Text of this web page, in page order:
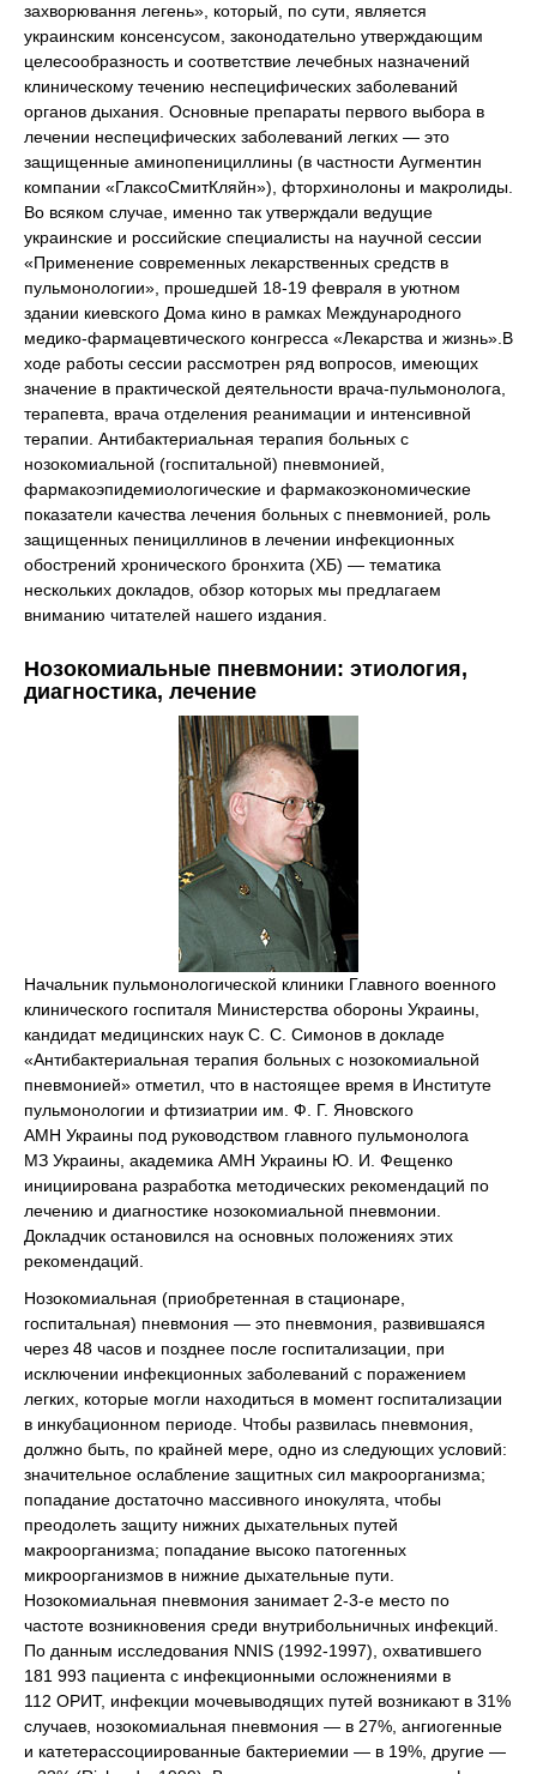
захворювання легень», который, по сути, является
украинским консенсусом, законодательно утверждающим
целесообразность и соответствие лечебных назначений
клиническому течению неспецифических заболеваний
органов дыхания. Основные препараты первого выбора в
лечении неспецифических заболеваний легких — это
защищенные аминопенициллины (в частности Аугментин
компании «ГлаксоСмитКляйн»), фторхинолоны и макролиды.
Во всяком случае, именно так утверждали ведущие
украинские и российские специалисты на научной сессии
«Применение современных лекарственных средств в
пульмонологии», прошедшей 18-19 февраля в уютном
здании киевского Дома кино в рамках Международного
медико-фармацевтического конгресса «Лекарства и жизнь».В
ходе работы сессии рассмотрен ряд вопросов, имеющих
значение в практической деятельности врача-пульмонолога,
терапевта, врача отделения реанимации и интенсивной
терапии. Антибактериальная терапия больных с
нозокомиальной (госпитальной) пневмонией,
фармакоэпидемиологические и фармакоэкономические
показатели качества лечения больных с пневмонией, роль
защищенных пенициллинов в лечении инфекционных
обострений хронического бронхита (ХБ) — тематика
нескольких докладов, обзор которых мы предлагаем
вниманию читателей нашего издания.
Нозокомиальные пневмонии: этиология,
диагностика, лечение
Начальник пульмонологической клиники Главного военного
клинического госпиталя Министерства обороны Украины,
кандидат медицинских наук С. С. Симонов в докладе
«Антибактериальная терапия больных с нозокомиальной
пневмонией» отметил, что в настоящее время в Институте
пульмонологии и фтизиатрии им. Ф. Г. Яновского
АМН Украины под руководством главного пульмонолога
МЗ Украины, академика АМН Украины Ю. И. Фещенко
инициирована разработка методических рекомендаций по
лечению и диагностике нозокомиальной пневмонии.
Докладчик остановился на основных положениях этих
рекомендаций.
Нозокомиальная (приобретенная в стационаре,
госпитальная) пневмония — это пневмония, развившаяся
через 48 часов и позднее после госпитализации, при
исключении инфекционных заболеваний с поражением
легких, которые могли находиться в момент госпитализации
в инкубационном периоде. Чтобы развилась пневмония,
должно быть, по крайней мере, одно из следующих условий:
значительное ослабление защитных сил макроорганизма;
попадание достаточно массивного инокулята, чтобы
преодолеть защиту нижних дыхательных путей
макроорганизма; попадание высоко патогенных
микроорганизмов в нижние дыхательные пути.
Нозокомиальная пневмония занимает 2-3-е место по
частоте возникновения среди внутрибольничных инфекций.
По данным исследования NNIS (1992-1997), охватившего
181 993 пациента с инфекционными осложнениями в
112 ОРИТ, инфекции мочевыводящих путей возникают в 31%
случаев, нозокомиальная пневмония — в 27%, ангиогенные
и катетерассоциированные бактериемии — в 19%, другие —